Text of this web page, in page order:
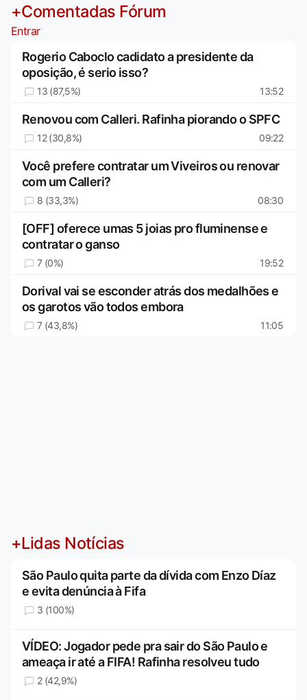
+Comentadas Fórum
Entrar
Rogerio Caboclo cadidato a presidente da
oposição, é serio isso?
13 (87,5%) 13:52
Renovou com Calleri. Rafinha piorando o SPFC
12 (30,8%) 09:22
Você prefere contratar um Viveiros ou renovar
com um Calleri?
8 (33,3%) 08:30
[OFF] oferece umas 5 joias pro fluminense e
contratar o ganso
7 (0%) 19:52
Dorival vai se esconder atrás dos medalhões e
os garotos vão todos embora
7 (43,8%) 11:05
+Lidas Notícias
São Paulo quita parte da dívida com Enzo Díaz
e evita denúncia à Fifa
3 (100%)
VÍDEO: Jogador pede pra sair do São Paulo e
ameaça ir até a FIFA! Rafinha resolveu tudo
2 (42,9%)